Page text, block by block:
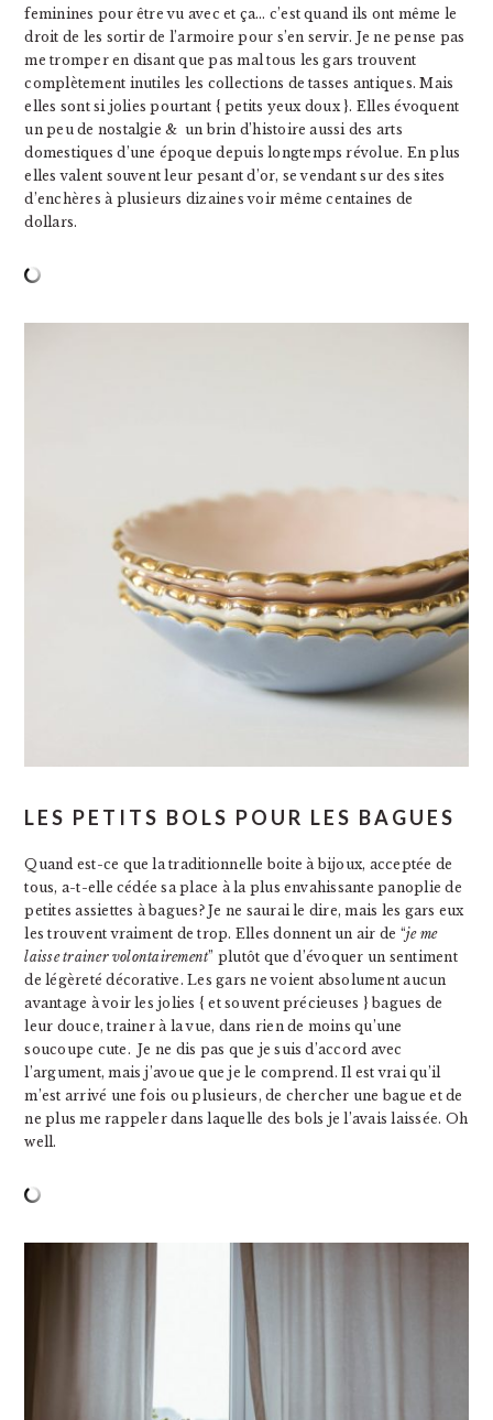
feminines pour être vu avec et ça… c’est quand ils ont même le
droit de les sortir de l’armoire pour s’en servir. Je ne pense pas
me tromper en disant que pas mal tous les gars trouvent
complètement inutiles les collections de tasses antiques. Mais
elles sont si jolies pourtant { petits yeux doux }. Elles évoquent
un peu de nostalgie & un brin d’histoire aussi des arts
domestiques d’une époque depuis longtemps révolue. En plus
elles valent souvent leur pesant d’or, se vendant sur des sites
d’enchères à plusieurs dizaines voir même centaines de
dollars.
LES PETITS BOLS POUR LES BAGUES
Quand est-ce que la traditionnelle boite à bijoux, acceptée de
tous, a-t-elle cédée sa place à la plus envahissante panoplie de
petites assiettes à bagues? Je ne saurai le dire, mais les gars eux
les trouvent vraiment de trop. Elles donnent un air de “je me
laisse trainer volontairement” plutôt que d’évoquer un sentiment
de légèreté décorative. Les gars ne voient absolument aucun
avantage à voir les jolies { et souvent précieuses } bagues de
leur douce, trainer à la vue, dans rien de moins qu’une
soucoupe cute. Je ne dis pas que je suis d’accord avec
l’argument, mais j’avoue que je le comprend. Il est vrai qu’il
m’est arrivé une fois ou plusieurs, de chercher une bague et de
ne plus me rappeler dans laquelle des bols je l’avais laissée. Oh
well.